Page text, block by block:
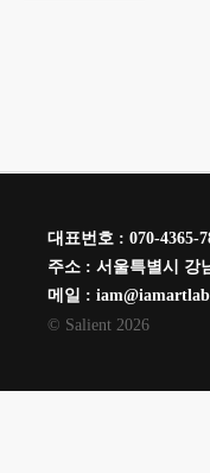
대표번호 : 070-4365-
주소 : 서울특별시 강
메일 :
© Salient 2026